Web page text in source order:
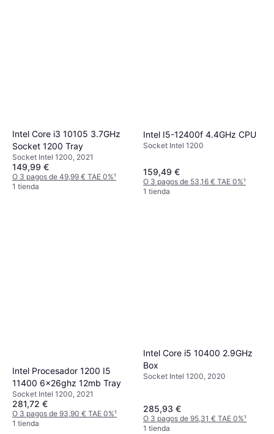
Intel Core i3 10105 3.7GHz
Socket 1200 Tray
Socket Intel 1200, 2021
149,99 €
O 3 pagos de 49,99 € TAE 0%¹
1 tienda
Intel I5-12400f 4.4GHz CPU
Socket Intel 1200
159,49 €
O 3 pagos de 53,16 € TAE 0%¹
1 tienda
Intel Procesador 1200 I5
11400 6x26ghz 12mb Tray
Socket Intel 1200, 2021
281,72 €
O 3 pagos de 93,90 € TAE 0%¹
1 tienda
Intel Core i5 10400 2.9GHz
Box
Socket Intel 1200, 2020
285,93 €
O 3 pagos de 95,31 € TAE 0%¹
1 tienda